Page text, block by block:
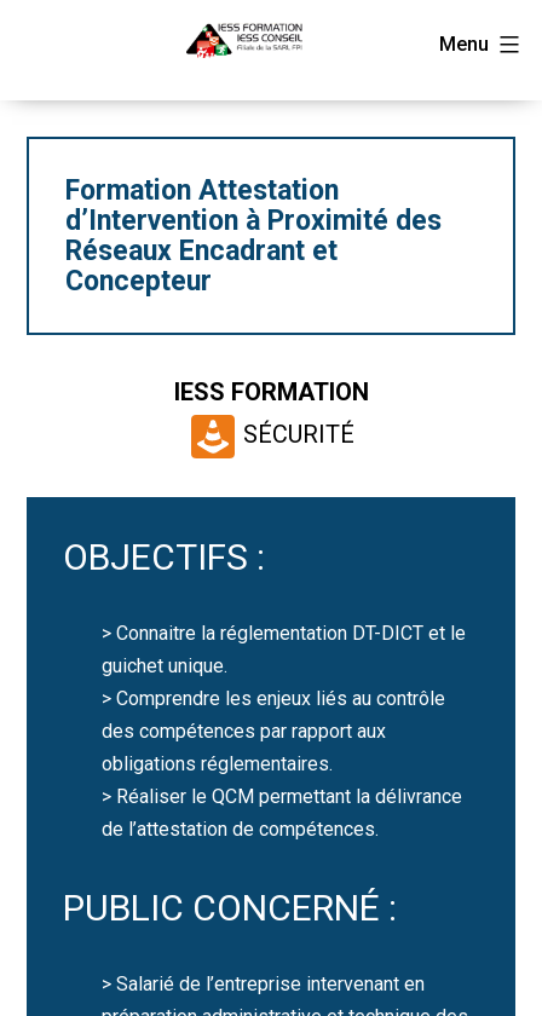
contenu
FPI Menu
Formation Attestation
d’Intervention à Proximité des
Réseaux Encadrant et
Concepteur
IESS FORMATION
SÉCURITÉ
OBJECTIFS :
> Connaitre la réglementation DT-DICT et le
guichet unique.
> Comprendre les enjeux liés au contrôle
des compétences par rapport aux
obligations réglementaires.
> Réaliser le QCM permettant la délivrance
de l’attestation de compétences.
PUBLIC CONCERNÉ :
> Salarié de l’entreprise intervenant en